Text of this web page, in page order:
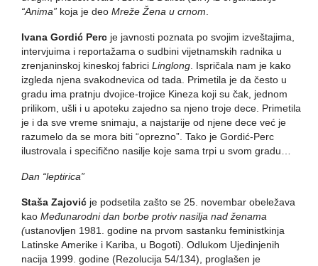
“Anima” koja je deo Mreže Žena u crnom.
Ivana Gordić Perc je javnosti poznata po svojim izveštajima,
intervjuima i reportažama o sudbini vijetnamskih radnika u
zrenjaninskoj kineskoj fabrici Linglong. Ispričala nam je kako
izgleda njena svakodnevica od tada. Primetila je da često u
gradu ima pratnju dvojice-trojice Kineza koji su čak, jednom
prilikom, ušli i u apoteku zajedno sa njeno troje dece. Primetila
je i da sve vreme snimaju, a najstarije od njene dece već je
razumelo da se mora biti “oprezno”. Tako je Gordić-Perc
ilustrovala i specifično nasilje koje sama trpi u svom gradu…
Dan “leptirica”
Staša Zajović je podsetila zašto se 25. novembar obeležava
kao Međunarodni dan borbe protiv nasilja nad ženama
(ustanovljen 1981. godine na prvom sastanku feministkinja
Latinske Amerike i Kariba, u Bogoti). Odlukom Ujedinjenih
nacija 1999. godine (Rezolucija 54/134), proglašen je